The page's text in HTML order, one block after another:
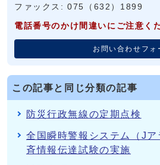
ファックス: 075（632）1899
電話番号のかけ間違いにご注意く
お問い合わせフォ
この記事と同じ分類の記事
防災行政無線の定期点検
全国瞬時警報システム（Jア
斉情報伝達試験の実施